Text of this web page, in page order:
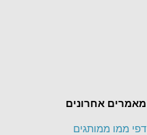
מאמרים אחרונים
דפי ממו ממותגים